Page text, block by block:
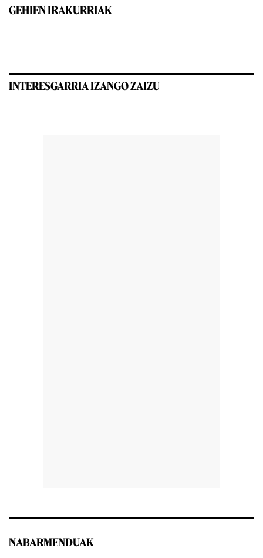
GEHIEN IRAKURRIAK
INTERESGARRIA IZANGO ZAIZU
NABARMENDUAK